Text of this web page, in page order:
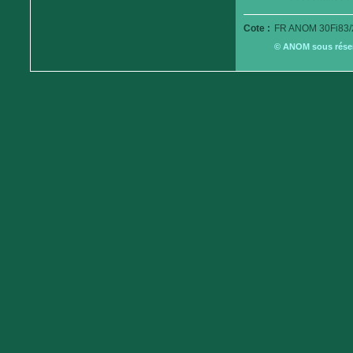
Cote : FR ANOM
© ANOM sous